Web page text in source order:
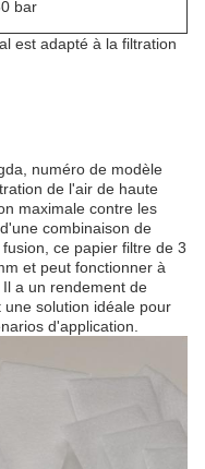
bar
est adapté à la filtration
numéro de modèle
de l'air de haute
maximale contre les
combinaison de
ce papier filtre de 3
et peut fonctionner à
a un rendement de
solution idéale pour
d'application.